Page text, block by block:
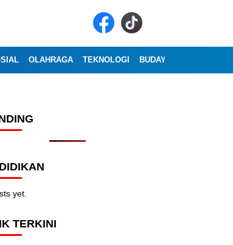
OLAHRAGA TEKNOLOGI BUDAYA
yet.
TERKINI